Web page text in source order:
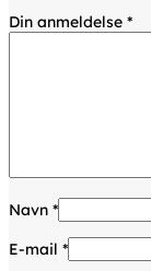
Din anmeldelse *
Navn *
E-mail *